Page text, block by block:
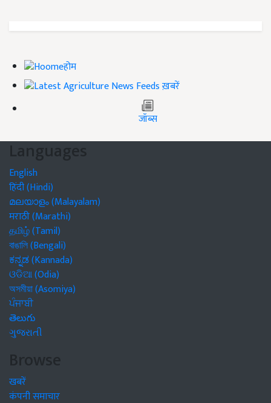
होम
ख़बरें
जॉब्स
Languages
English
हिंदी (Hindi)
മലയാളം (Malayalam)
मराठी (Marathi)
தமிழ் (Tamil)
বাঙালি (Bengali)
ಕನ್ನಡ (Kannada)
ଓଡିଆ (Odia)
অসমীয়া (Asomiya)
ਪੰਜਾਬੀ
తెలుగు
ગુજરાતી
Browse
खबरें
कंपनी समाचार